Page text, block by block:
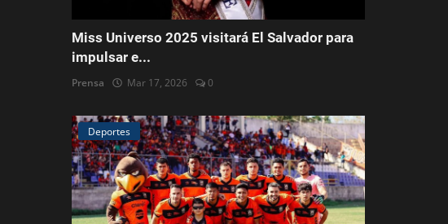
Miss Universo 2025 visitará El Salvador para
impulsar e...
Prensa Mar 17, 2026 0
Deportes